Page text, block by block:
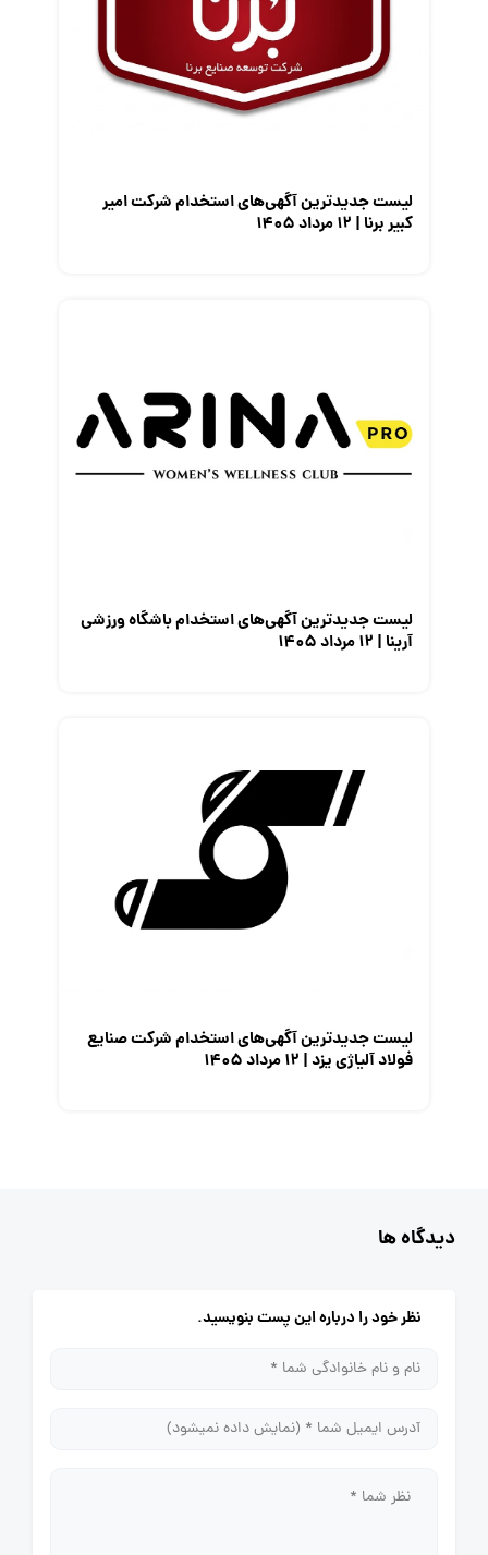
معرفی متخصصان منابع انسانی
لیست جدیدترین آگهی‌های استخدام شرکت امیر
کبیر برنا | ۱۲ مرداد ۱۴۰۵
لیست جدیدترین آگهی‌های استخدام باشگاه ورزشی
آرینا | ۱۲ مرداد ۱۴۰۵
لیست جدیدترین آگهی‌های استخدام شرکت صنایع
فولاد آلیاژی یزد | ۱۲ مرداد ۱۴۰۵
دیدگاه ها
نظر خود را درباره این پست بنویسید.